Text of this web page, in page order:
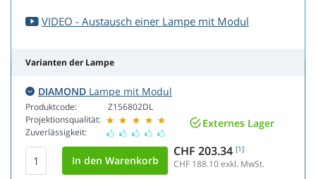
VIDEO - Austausch einer Lampe mit Modul
Varianten der Lampe
DIAMOND Lampe mit Modul
Produktcode:
Projektionsqualität:
Zuverlässigkeit:
Z156802DL
Externes Lager
CHF 203.34 [1]
CHF 188.10exkl. MwSt.